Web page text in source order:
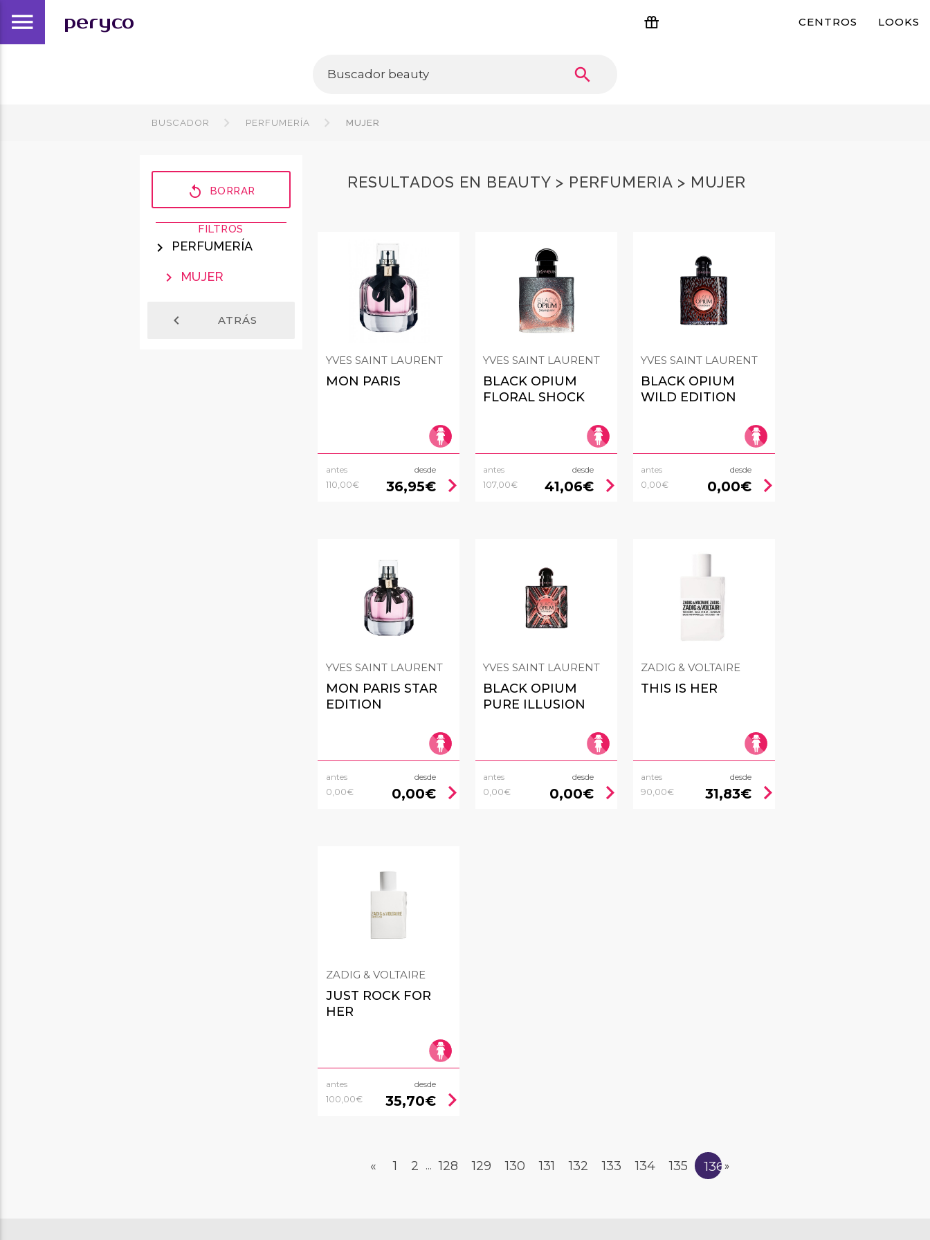
menu peryco CENTROS LOOKS
search
BUSCADOR PERFUMERÍA MUJER
replay BORRAR
FILTROS
chevron_right PERFUMERÍA
chevron_right MUJER
chevron_left ATRÁS
RESULTADOS EN BEAUTY > PERFUMERIA > MUJER
YVES SAINT LAURENT
MON PARIS
antes
110,00€
desde
36,95€ chevron_right
YVES SAINT LAURENT
BLACK OPIUM
FLORAL SHOCK
antes
107,00€
desde
41,06€ chevron_right
YVES SAINT LAURENT
BLACK OPIUM
WILD EDITION
antes
0,00€
desde
0,00€ chevron_right
YVES SAINT LAURENT
MON PARIS STAR
EDITION
antes
0,00€
desde
0,00€ chevron_right
YVES SAINT LAURENT
BLACK OPIUM
PURE ILLUSION
antes
0,00€
desde
0,00€ chevron_right
ZADIG & VOLTAIRE
THIS IS HER
antes
90,00€
desde
31,83€ chevron_right
ZADIG & VOLTAIRE
JUST ROCK FOR
HER
antes
100,00€
desde
35,70€ chevron_right
« 1 2 ... 128 129 130 131 132 133 134 135 136»